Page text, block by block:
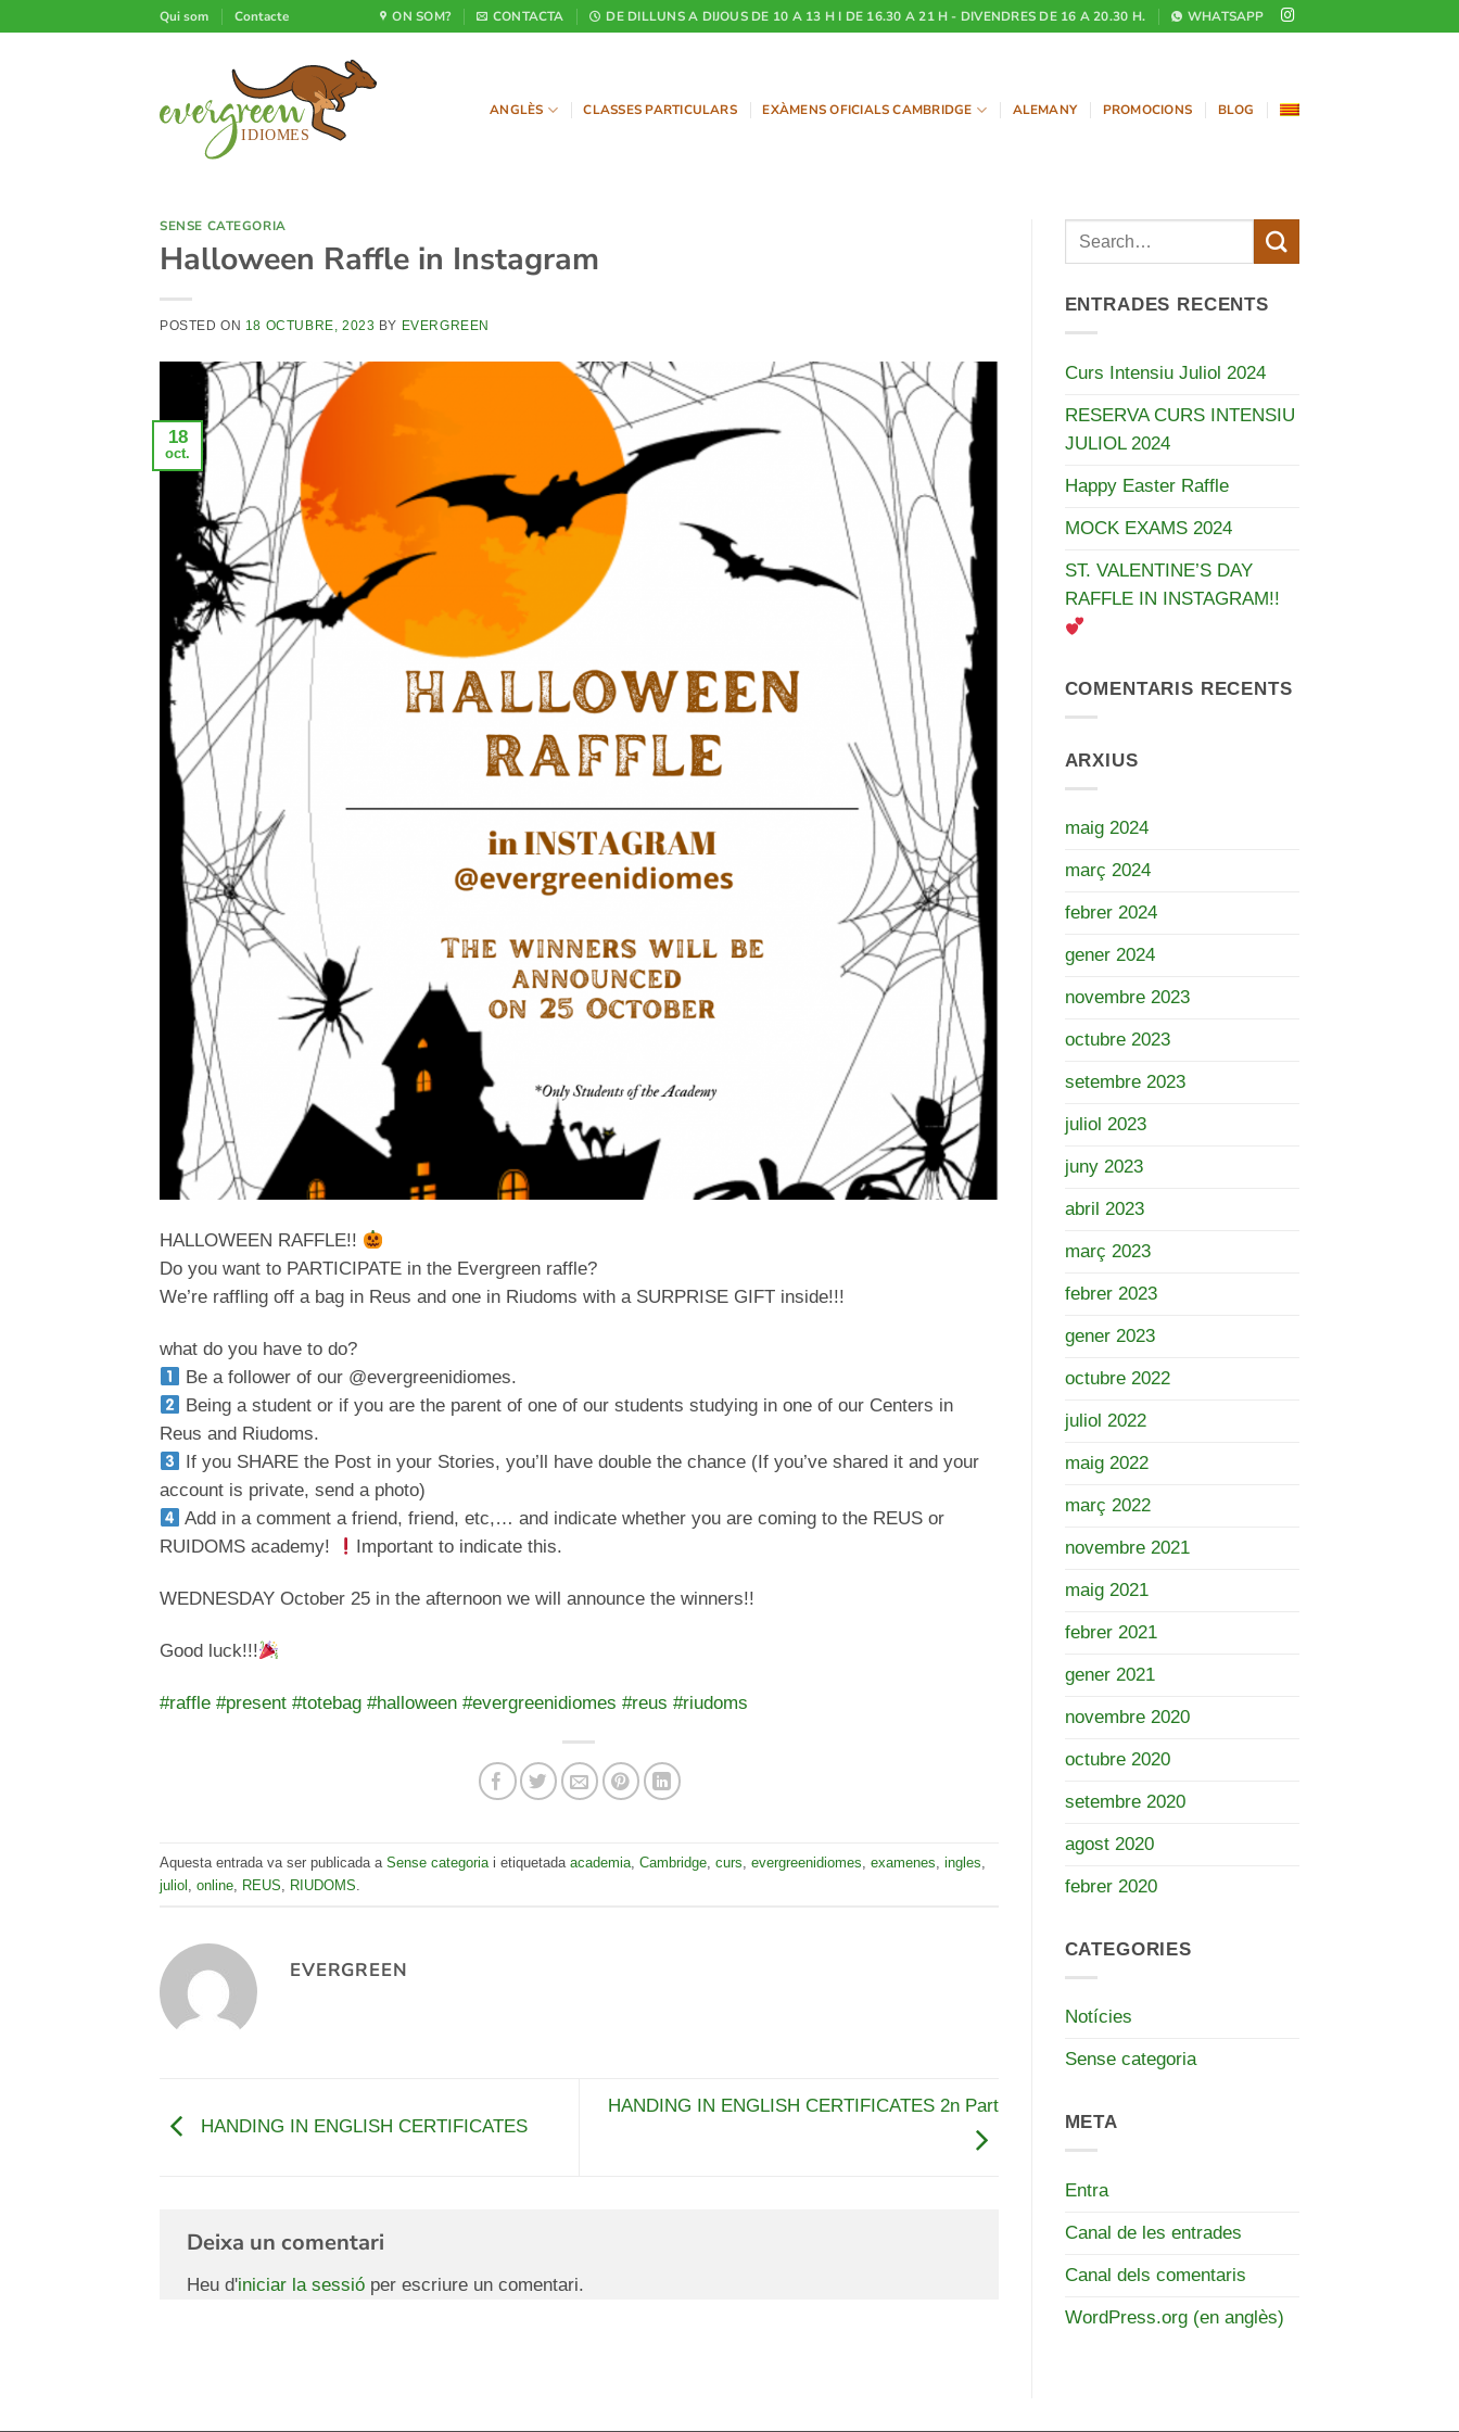
Qui som Contacte ON SOM? CONTACTA DE DILLUNS A DIJOUS DE 10 A 13 H I DE 16.30 A 21 H - DIVENDRES DE 16 A 20.30 H. WHATSAPP
ANGLÈS CLASSES PARTICULARS EXÀMENS OFICIALS CAMBRIDGE ALEMANY PROMOCIONS BLOG
SENSE CATEGORIA
Halloween Raffle in Instagram
POSTED ON 18 OCTUBRE, 2023 BY EVERGREEN
18
oct.
HALLOWEEN RAFFLE!!
Do you want to PARTICIPATE in the Evergreen raffle?
We’re raffling off a bag in Reus and one in Riudoms with a SURPRISE GIFT inside!!!
what do you have to do?
Be a follower of our @evergreenidiomes.
Being a student or if you are the parent of one of our students studying in one of our Centers in
Reus and Riudoms.
If you SHARE the Post in your Stories, you’ll have double the chance (If you’ve shared it and your
account is private, send a photo)
Add in a comment a friend, friend, etc,… and indicate whether you are coming to the REUS or
RUIDOMS academy!
Important to indicate this.
WEDNESDAY October 25 in the afternoon we will announce the winners!!
Good luck!!!
#raffle #present #totebag #halloween #evergreenidiomes #reus #riudoms
Aquesta entrada va ser publicada a Sense categoria i etiquetada academia Cambridge curs evergreenidiomes examenes ingles
juliol online REUS RIUDOMS
EVERGREEN
HANDING IN ENGLISH CERTIFICATES
HANDING IN ENGLISH CERTIFICATES 2n Part
Deixa un comentari
Heu d'iniciar la sessió per escriure un comentari.
ENTRADES RECENTS
Curs Intensiu Juliol 2024
RESERVA CURS INTENSIU
JULIOL 2024
Happy Easter Raffle
MOCK EXAMS 2024
ST. VALENTINE’S DAY
RAFFLE IN INSTAGRAM!!
COMENTARIS RECENTS
ARXIUS
maig 2024
març 2024
febrer 2024
gener 2024
novembre 2023
octubre 2023
setembre 2023
juliol 2023
juny 2023
abril 2023
març 2023
febrer 2023
gener 2023
octubre 2022
juliol 2022
maig 2022
març 2022
novembre 2021
maig 2021
febrer 2021
gener 2021
novembre 2020
octubre 2020
setembre 2020
agost 2020
febrer 2020
CATEGORIES
Notícies
Sense categoria
META
Entra
Canal de les entrades
Canal dels comentaris
WordPress.org (en anglès)